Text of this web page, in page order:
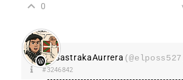
0
SastrakaAurrera
#3246842